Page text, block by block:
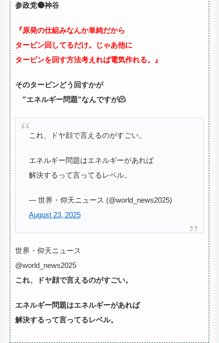
参政党🟠神谷
『原発の仕組みなんか単純だから
タービン回してるだけ。じゃあ他に
タービンを回す方法考えれば電気作れる。』
そのタービンどう回すかが
”エネルギー問題”なんですが🫠
これ、ドヤ顔で言えるのがすごい。
エネルギー問題はエネルギーがあれば
解決するって言ってるレベル。
— 世界・仰天ニュース (@world_news2025)
August 23, 2025
世界・仰天ニュース
@world_news2025
これ、ドヤ顔で言えるのがすごい。
エネルギー問題はエネルギーがあれば
解決するって言ってるレベル。